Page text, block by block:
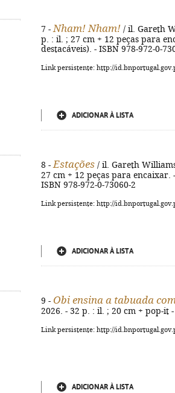
7 - Nham! Nham! / il. Gareth
p. : il. ; 27 cm + 12 peças para
destacáveis). - ISBN 978-972-0-
Link persistente: http://
ADICIONAR À LISTA
8 - Estações / il. Gareth
27 cm + 12 peças para
ISBN 978-972-0-73060-2
Link persistente: http://
ADICIONAR À LISTA
9 - Obi ensina a tabuada
2026. - 32 p. : il. ; 20 cm + pop-it
Link persistente: http://
ADICIONAR À LISTA